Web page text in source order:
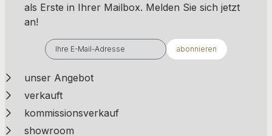
als Erste in Ihrer Mailbox. ​​​​​​Melden Sie sich jetzt
an!
abonnieren
unser Angebot
verkauft
kommissionsverkauf
showroom